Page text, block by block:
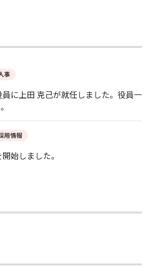
事
に上田 克己が就任しました。役員一
用情報
始しました。